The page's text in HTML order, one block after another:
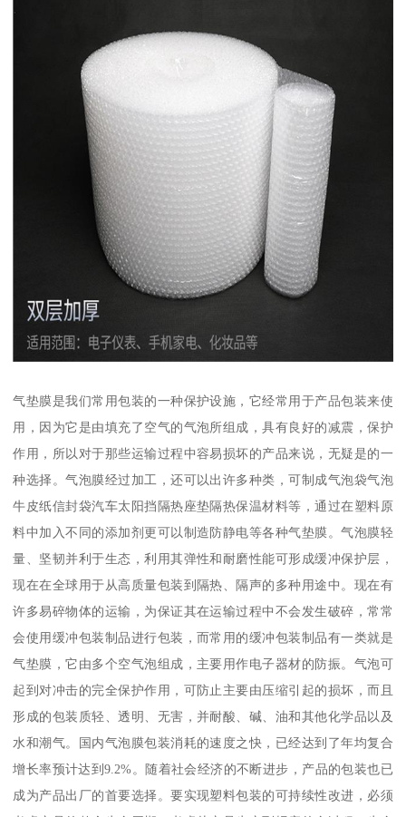
气垫膜是我们常用包装的一种保护设施，它经常用于产品包装来使
用，因为它是由填充了空气的气泡所组成，具有良好的减震，保护
作用，所以对于那些运输过程中容易损坏的产品来说，无疑是的一
种选择。气泡膜经过加工，还可以出许多种类，可制成气泡袋气泡
牛皮纸信封袋汽车太阳挡隔热座垫隔热保温材料等，通过在塑料原
料中加入不同的添加剂更可以制造防静电等各种气垫膜。气泡膜轻
量、坚韧并利于生态，利用其弹性和耐磨性能可形成缓冲保护层，
现在在全球用于从高质量包装到隔热、隔声的多种用途中。现在有
许多易碎物体的运输，为保证其在运输过程中不会发生破碎，常常
会使用缓冲包装制品进行包装，而常用的缓冲包装制品有一类就是
气垫膜，它由多个空气泡组成，主要用作电子器材的防振。气泡可
起到对冲击的完全保护作用，可防止主要由压缩引起的损坏，而且
形成的包装质轻、透明、无害，并耐酸、碱、油和其他化学品以及
水和潮气。国内气泡膜包装消耗的速度之快，已经达到了年均复合
增长率预计达到9.2%。随着社会经济的不断进步，产品的包装也已
成为产品出厂的首要选择。要实现塑料包装的可持续性改进，必须